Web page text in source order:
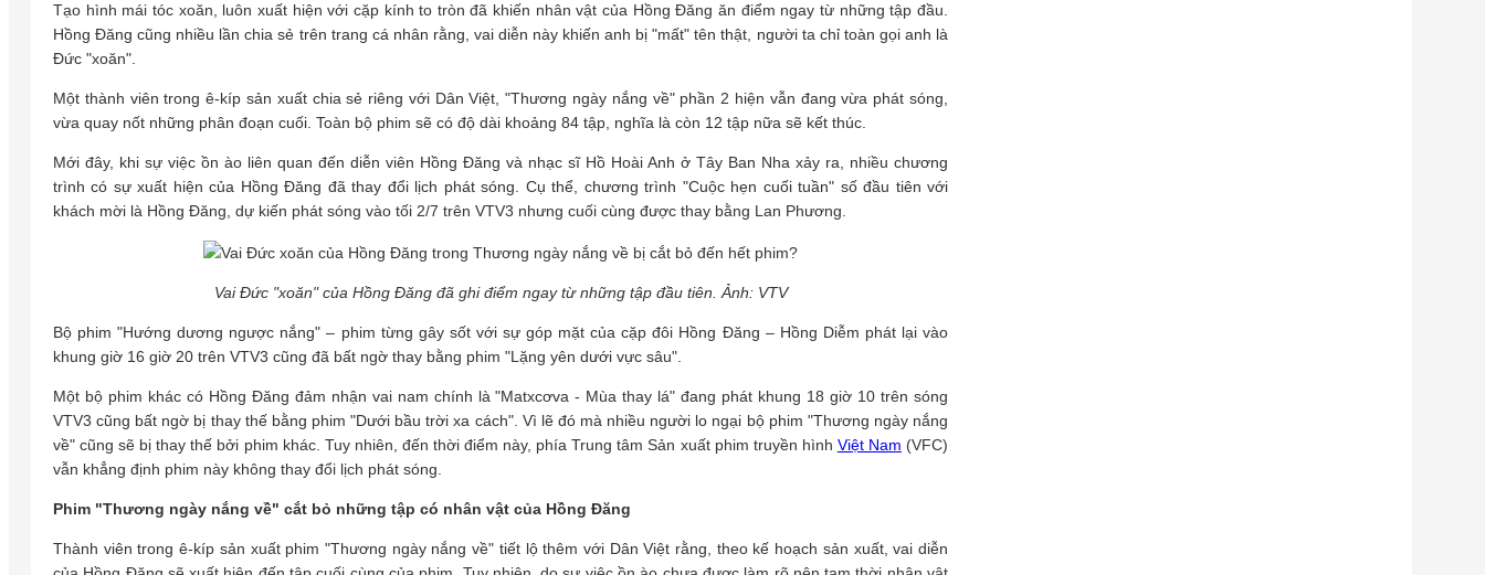
Tạo hình mái tóc xoăn, luôn xuất hiện với cặp kính to tròn đã khiến nhân vật của Hồng Đăng ăn điểm ngay từ những tập đầu.
Hồng Đăng cũng nhiều lần chia sẻ trên trang cá nhân rằng, vai diễn này khiến anh bị "mất" tên thật, người ta chỉ toàn gọi anh là
Đức "xoăn".
Một thành viên trong ê-kíp sản xuất chia sẻ riêng với Dân Việt, "Thương ngày nắng về" phần 2 hiện vẫn đang vừa phát sóng,
vừa quay nốt những phân đoạn cuối. Toàn bộ phim sẽ có độ dài khoảng 84 tập, nghĩa là còn 12 tập nữa sẽ kết thúc.
Mới đây, khi sự việc ồn ào liên quan đến diễn viên Hồng Đăng và nhạc sĩ Hồ Hoài Anh ở Tây Ban Nha xảy ra, nhiều chương
trình có sự xuất hiện của Hồng Đăng đã thay đổi lịch phát sóng. Cụ thể, chương trình "Cuộc hẹn cuối tuần" số đầu tiên với
khách mời là Hồng Đăng, dự kiến phát sóng vào tối 2/7 trên VTV3 nhưng cuối cùng được thay bằng Lan Phương.
Vai Đức "xoăn" của Hồng Đăng đã ghi điểm ngay từ những tập đầu tiên. Ảnh: VTV
Bộ phim "Hướng dương ngược nắng" – phim từng gây sốt với sự góp mặt của cặp đôi Hồng Đăng – Hồng Diễm phát lại vào
khung giờ 16 giờ 20 trên VTV3 cũng đã bất ngờ thay bằng phim "Lặng yên dưới vực sâu".
Một bộ phim khác có Hồng Đăng đảm nhận vai nam chính là "Matxcơva - Mùa thay lá" đang phát khung 18 giờ 10 trên sóng
VTV3 cũng bất ngờ bị thay thế bằng phim "Dưới bầu trời xa cách". Vì lẽ đó mà nhiều người lo ngại bộ phim "Thương ngày nắng
về" cũng sẽ bị thay thế bởi phim khác. Tuy nhiên, đến thời điểm này, phía Trung tâm Sản xuất phim truyền hình Việt Nam (VFC)
vẫn khẳng định phim này không thay đổi lịch phát sóng.
Phim "Thương ngày nắng về" cắt bỏ những tập có nhân vật của Hồng Đăng
Thành viên trong ê-kíp sản xuất phim "Thương ngày nắng về" tiết lộ thêm với Dân Việt rằng, theo kế hoạch sản xuất, vai diễn